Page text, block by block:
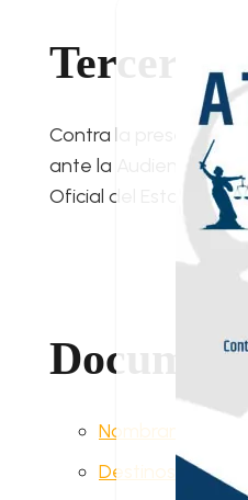
Tercero.
Contra la presente
ante la Audiencia
Oficial del Estado».
Nombramiento
Destinos